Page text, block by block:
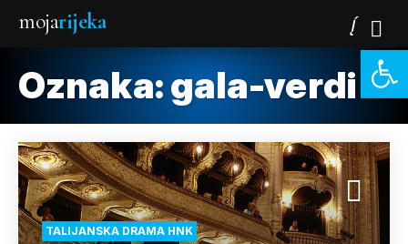
mojarijeka
Oznaka:gala-verdi
TALIJANSKA DRAMA HNK